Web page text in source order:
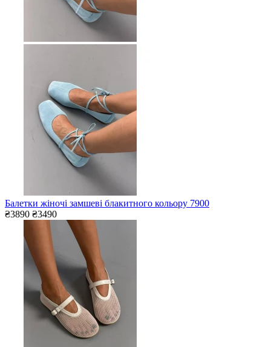
Балетки жіночі замшеві блакитного кольору 7900
₴3890 ₴3490